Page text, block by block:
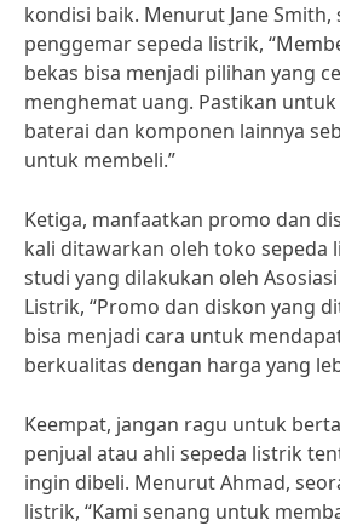
kondisi baik. Menurut Jane Smith,
penggemar sepeda listrik,
bekas bisa menjadi pilihan yang
menghemat uang. Pastikan
baterai dan komponen lainnya
untuk membeli.”
Ketiga, manfaatkan promo dan
kali ditawarkan oleh toko sepeda
studi yang dilakukan oleh
Listrik, “Promo dan diskon yang
bisa menjadi cara untuk
berkualitas dengan harga yang
Keempat, jangan ragu untuk
penjual atau ahli sepeda listrik
ingin dibeli. Menurut Ahmad,
listrik, “Kami senang untuk